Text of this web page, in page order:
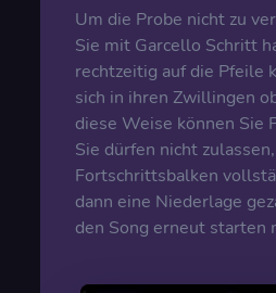
Um die Probe nicht zu
Sie mit Garcello Schritt
rechtzeitig auf die Pfeile
sich in ihren Zwillingen
diese Weise können Sie
Sie dürfen nicht
Fortschrittsbalken
dann eine Niederlage
den Song erneut starten